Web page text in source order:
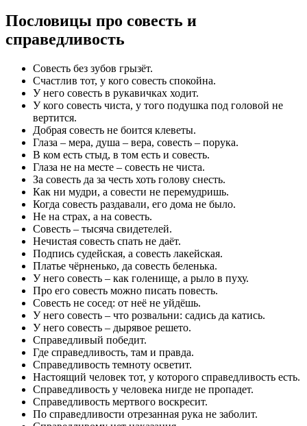
Пословицы про совесть и
справедливость
Cовесть без зубов грызёт.
Счастлив тот, у кого совесть спокойна.
У него совесть в рукавичках ходит.
У кого совесть чиста, у того подушка под головой не
вертится.
Добрая совесть не боится клеветы.
Глаза – мера, душа – вера, совесть – порука.
В ком есть стыд, в том есть и совесть.
Глаза не на месте – совесть не чиста.
За совесть да за честь хоть голову снесть.
Как ни мудри, а совести не перемудришь.
Когда совесть раздавали, его дома не было.
Не на страх, а на совесть.
Совесть – тысяча свидетелей.
Нечистая совесть спать не даёт.
Подпись судейская, а совесть лакейская.
Платье чёрненько, да совесть беленька.
У него совесть – как голенище, а рыло в пуху.
Про его совесть можно писать повесть.
Совесть не сосед: от неё не уйдёшь.
У него совесть – что розвальни: садись да катись.
У него совесть – дырявое решето.
Справедливый победит.
Где справедливость, там и правда.
Справедливость темноту осветит.
Настоящий человек тот, у которого справедливость есть.
Справедливость у человека нигде не пропадет.
Справедливость мертвого воскресит.
По справедливости отрезанная рука не заболит.